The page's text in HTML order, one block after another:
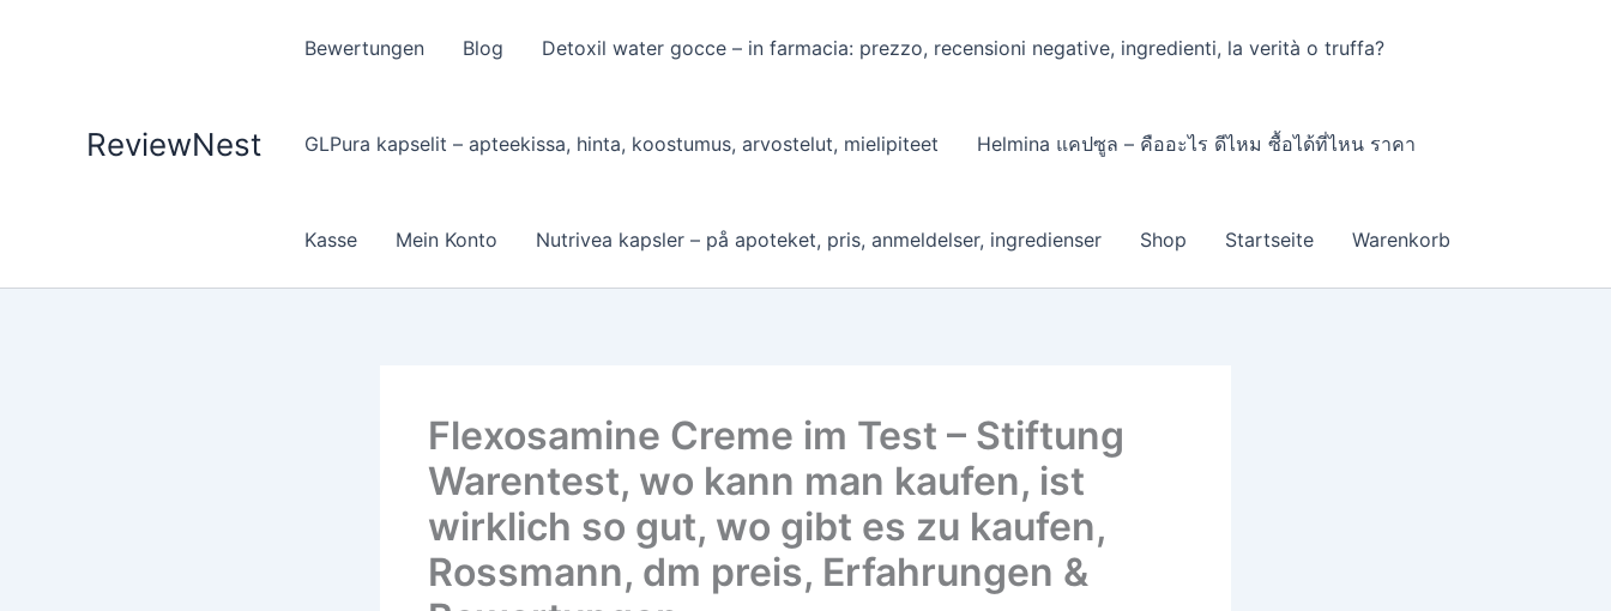
ReviewNest
Bewertungen Blog Detoxil water gocce – in farmacia: prezzo, recensioni negative, ingredienti, la verità o truffa?
GLPura kapselit – apteekissa, hinta, koostumus, arvostelut, mielipiteet Helmina แคปซูล – คืออะไร ดีไหม ซื้อได้ที่ไหน ราคา
Kasse Mein Konto Nutrivea kapsler – på apoteket, pris, anmeldelser, ingredienser Shop Startseite Warenkorb
Flexosamine Creme im Test – Stiftung
Warentest, wo kann man kaufen, ist
wirklich so gut, wo gibt es zu kaufen,
Rossmann, dm preis, Erfahrungen &